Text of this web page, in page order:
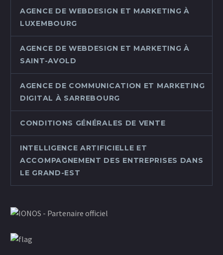
AGENCE DE WEBDESIGN ET MARKETING À
LUXEMBOURG
AGENCE DE WEBDESIGN ET MARKETING À
SAINT-AVOLD
AGENCE DE COMMUNICATION ET MARKETING
DIGITAL À SARREBOURG
CONDITIONS GÉNÉRALES DE VENTE
INTELLIGENCE ARTIFICIELLE ET
ACCOMPAGNEMENT DES ENTREPRISES DANS
LE GRAND-EST